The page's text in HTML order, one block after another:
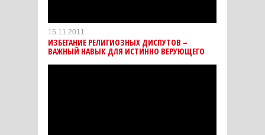
15.11.2011
ИЗБЕГАНИЕ РЕЛИГИОЗНЫХ ДИСПУТОВ –
ВАЖНЫЙ НАВЫК ДЛЯ ИСТИННО ВЕРУЮЩЕГО